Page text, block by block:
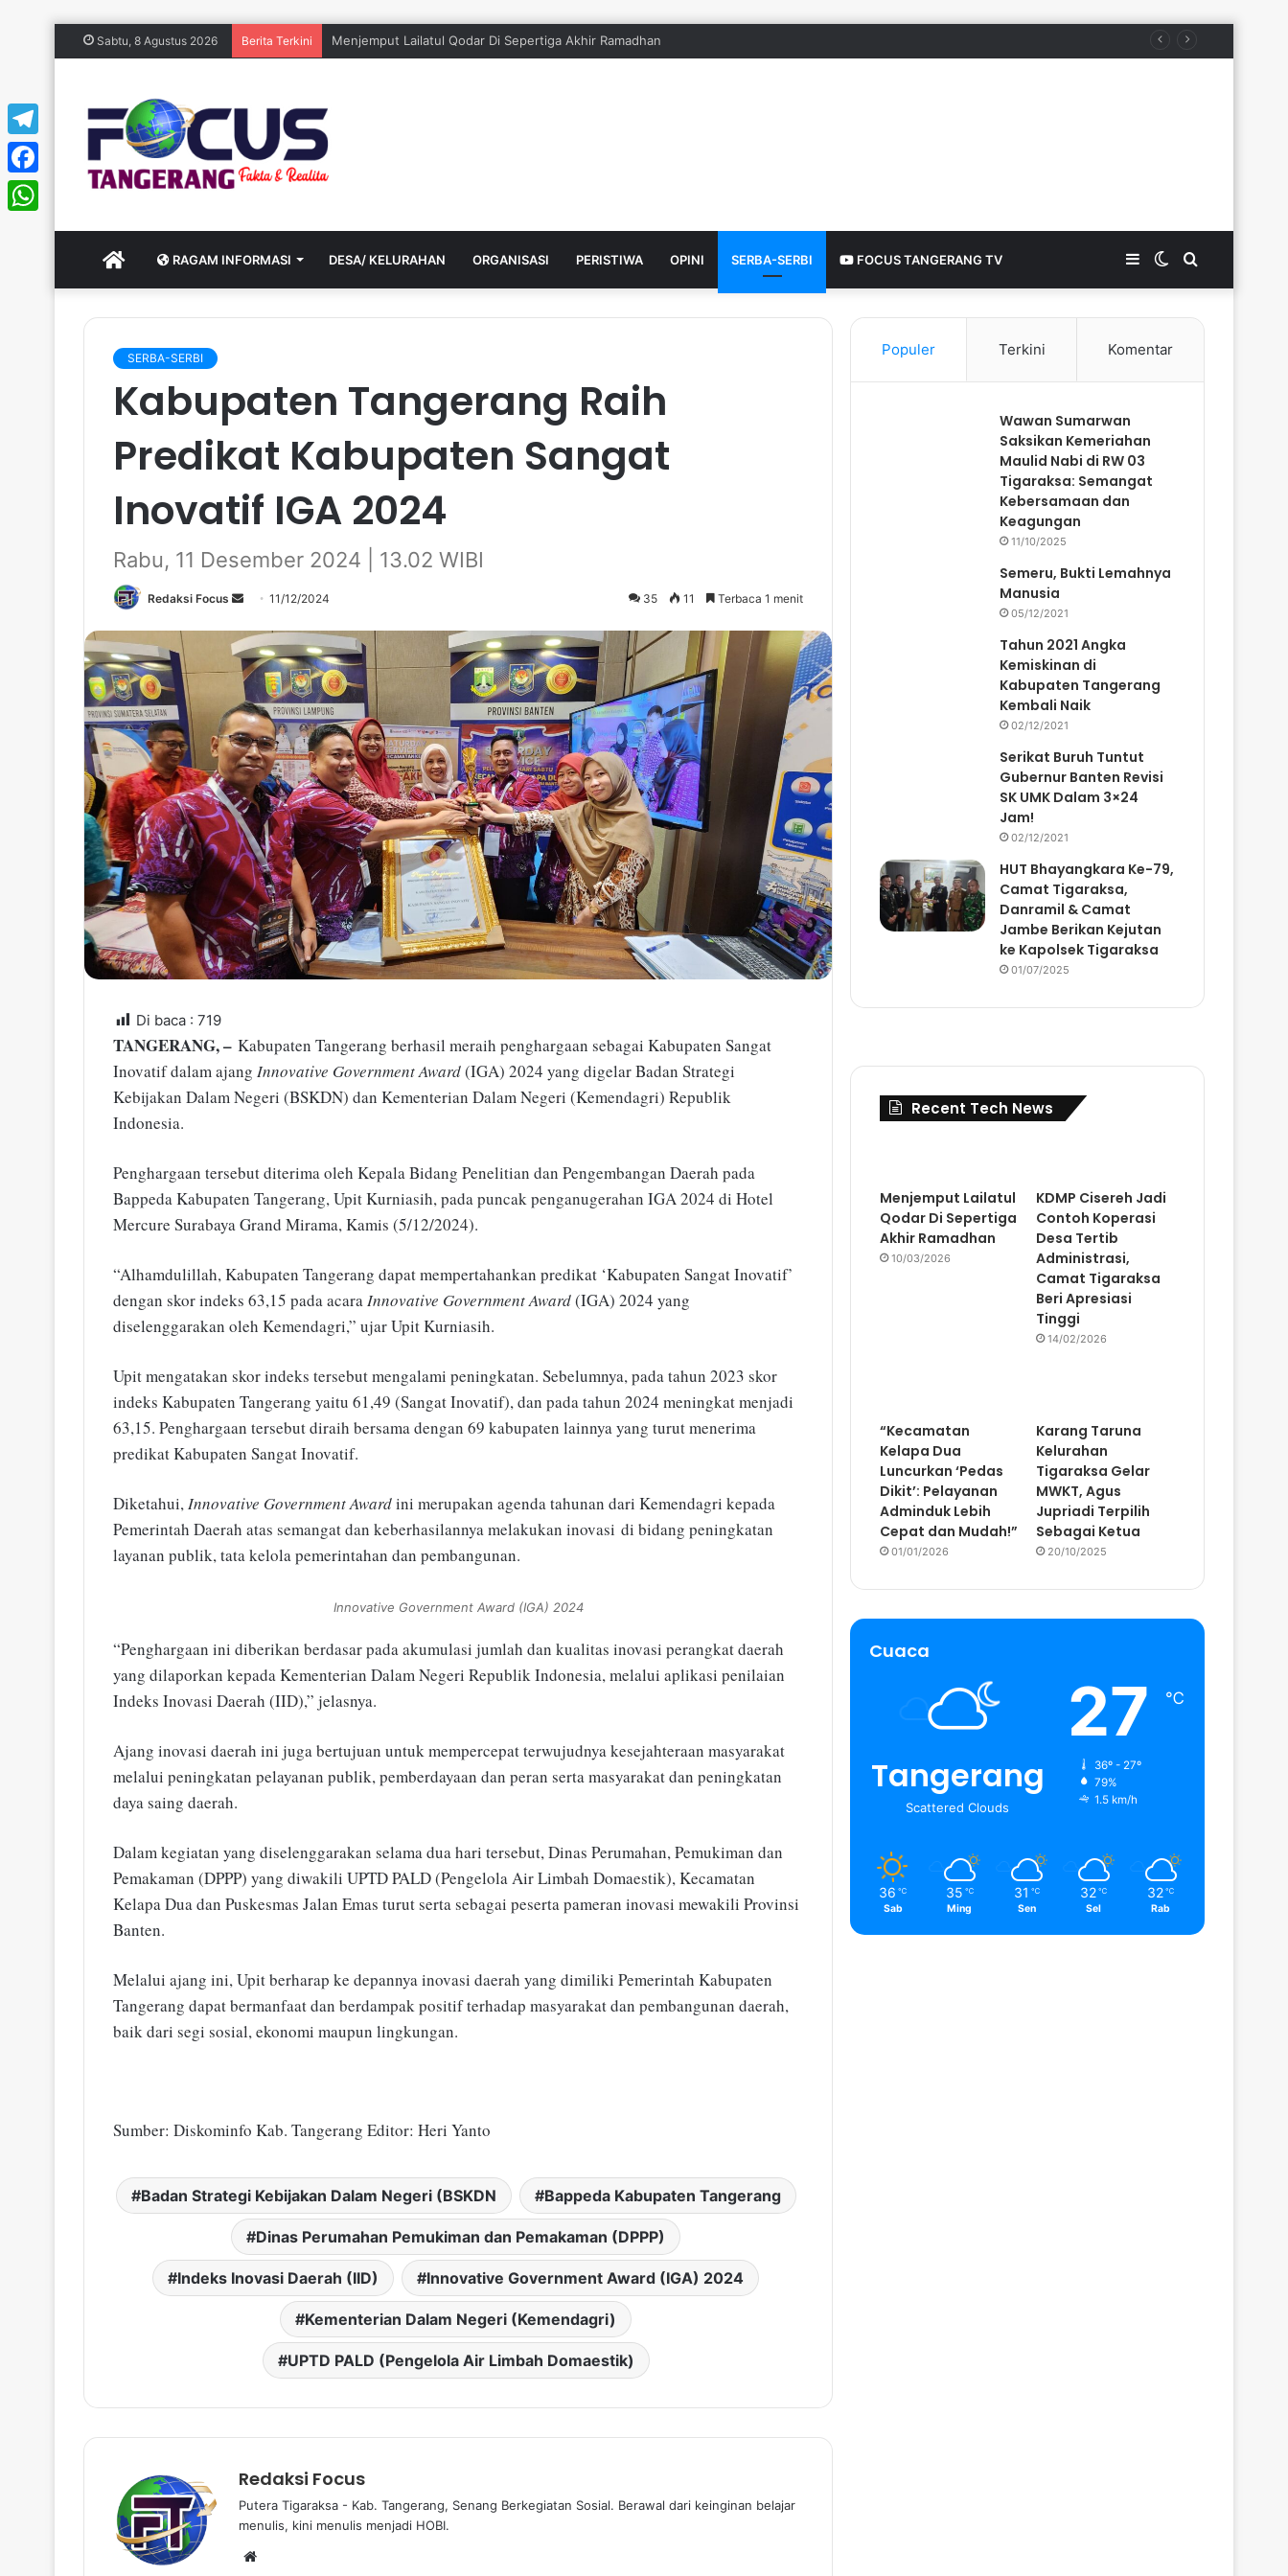
Sabtu, 8 Agustus 2026 Berita Terkini KDMP Cisereh Jadi Contoh Koperasi Desa Tertib Administrasi, Camat Tigaraksa Beri Apresiasi Tinggi
HOME RAGAM INFORMASI DESA/ KELURAHAN ORGANISASI PERISTIWA OPINI SERBA-SERBI FOCUS TANGERANG TV Search
Switch
skin
Sidebar
SERBA-SERBI
Kabupaten Tangerang Raih
Predikat Kabupaten Sangat
Inovatif IGA 2024
Rabu, 11 Desember 2024 | 13.02 WIBI
Redaksi Focus
d
a
n
e
m
a
i
l
11/12/2024 35 11 Terbaca 1 menit
Di baca : 719
TANGERANG, – Kabupaten Tangerang berhasil meraih penghargaan sebagai Kabupaten Sangat
Inovatif dalam ajang Innovative Government Award(IGA) 2024 yang digelar Badan Strategi
Kebijakan Dalam Negeri (BSKDN) dan Kementerian Dalam Negeri (Kemendagri) Republik
Indonesia.
Penghargaan tersebut diterima oleh Kepala Bidang Penelitian dan Pengembangan Daerah pada
Bappeda Kabupaten Tangerang, Upit Kurniasih, pada puncak penganugerahan IGA 2024 di Hotel
Mercure Surabaya Grand Mirama, Kamis (5/12/2024).
“Alhamdulillah, Kabupaten Tangerang dapat mempertahankan predikat ‘Kabupaten Sangat Inovatif’
dengan skor indeks 63,15 pada acaraInnovative Government Award(IGA) 2024 yang
diselenggarakan oleh Kemendagri,” ujar Upit Kurniasih.
Upit mengatakan skor indeks tersebut mengalami peningkatan. Sebelumnya, pada tahun 2023 skor
indeks Kabupaten Tangerang yaitu 61,49 (Sangat Inovatif), dan pada tahun 2024 meningkat menjadi
63,15. Penghargaan tersebut diraih bersama dengan 69 kabupaten lainnya yang turut menerima
predikat Kabupaten Sangat Inovatif.
Diketahui,Innovative Government Awardini merupakan agenda tahunan dari Kemendagri kepada
Pemerintah Daerah atas semangat dan keberhasilannya melakukan inovasi di bidang peningkatan
layanan publik, tata kelola pemerintahan dan pembangunan.
Innovative Government Award (IGA) 2024
“Penghargaan ini diberikan berdasar pada akumulasi jumlah dan kualitas inovasi perangkat daerah
yang dilaporkan kepada Kementerian Dalam Negeri Republik Indonesia, melalui aplikasi penilaian
Indeks Inovasi Daerah (IID),” jelasnya.
Ajang inovasi daerah ini juga bertujuan untuk mempercepat terwujudnya kesejahteraan masyarakat
melalui peningkatan pelayanan publik, pemberdayaan dan peran serta masyarakat dan peningkatan
daya saing daerah.
Dalam kegiatan yang diselenggarakan selama dua hari tersebut, Dinas Perumahan, Pemukiman dan
Pemakaman (DPPP) yang diwakili UPTD PALD (Pengelola Air Limbah Domaestik), Kecamatan
Kelapa Dua dan Puskesmas Jalan Emas turut serta sebagai peserta pameran inovasi mewakili Provinsi
Banten.
Melalui ajang ini, Upit berharap ke depannya inovasi daerah yang dimiliki Pemerintah Kabupaten
Tangerang dapat bermanfaat dan berdampak positif terhadap masyarakat dan pembangunan daerah,
baik dari segi sosial, ekonomi maupun lingkungan.
Sumber: Diskominfo Kab. Tangerang Editor: Heri Yanto
Badan Strategi Kebijakan Dalam Negeri (BSKDN Bappeda Kabupaten Tangerang
Dinas Perumahan Pemukiman dan Pemakaman (DPPP)
Indeks Inovasi Daerah (IID) Innovative Government Award (IGA) 2024
Kementerian Dalam Negeri (Kemendagri)
UPTD PALD (Pengelola Air Limbah Domaestik)
Redaksi Focus
Putera Tigaraksa - Kab. Tangerang, Senang Berkegiatan Sosial. Berawal dari keinginan belajar
menulis, kini menulis menjadi HOBI.
Populer Terkini Komentar
Wawan Sumarwan
Saksikan Kemeriahan
Maulid Nabi di RW 03
Tigaraksa: Semangat
Kebersamaan dan
Keagungan
11/10/2025
Semeru, Bukti Lemahnya
Manusia
05/12/2021
Tahun 2021 Angka
Kemiskinan di
Kabupaten Tangerang
Kembali Naik
02/12/2021
Serikat Buruh Tuntut
Gubernur Banten Revisi
SK UMK Dalam 3×24
Jam!
02/12/2021
HUT Bhayangkara Ke-79,
Camat Tigaraksa,
Danramil & Camat
Jambe Berikan Kejutan
ke Kapolsek Tigaraksa
01/07/2025
Recent Tech News
Menjemput Lailatul
Qodar Di Sepertiga
Akhir Ramadhan
10/03/2026
KDMP Cisereh Jadi
Contoh Koperasi
Desa Tertib
Administrasi,
Camat Tigaraksa
Beri Apresiasi
Tinggi
14/02/2026
“Kecamatan
Kelapa Dua
Luncurkan ‘Pedas
Dikit’: Pelayanan
Adminduk Lebih
Cepat dan Mudah!”
01/01/2026
Karang Taruna
Kelurahan
Tigaraksa Gelar
MWKT, Agus
Jupriadi Terpilih
Sebagai Ketua
20/10/2025
Cuaca
Tangerang
Scattered Clouds
27 ℃
36º - 27º
79%
1.5 km/h
36 ℃
Sab
35 ℃
Ming
31 ℃
Sen
32 ℃
Sel
32 ℃
Rab
Telegram
Facebook